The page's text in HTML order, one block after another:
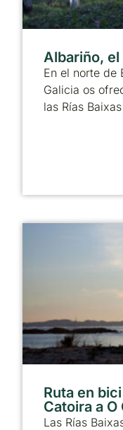
Albariño, el
En el norte de
Galicia os
las Rías
Ruta en
Catoira a O
Las Rías